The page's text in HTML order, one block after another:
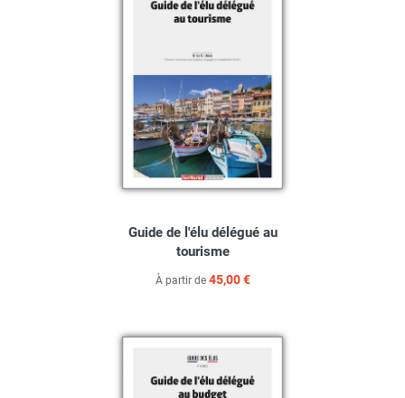
Guide de l'élu délégué au
tourisme
À partir de 45,00 €